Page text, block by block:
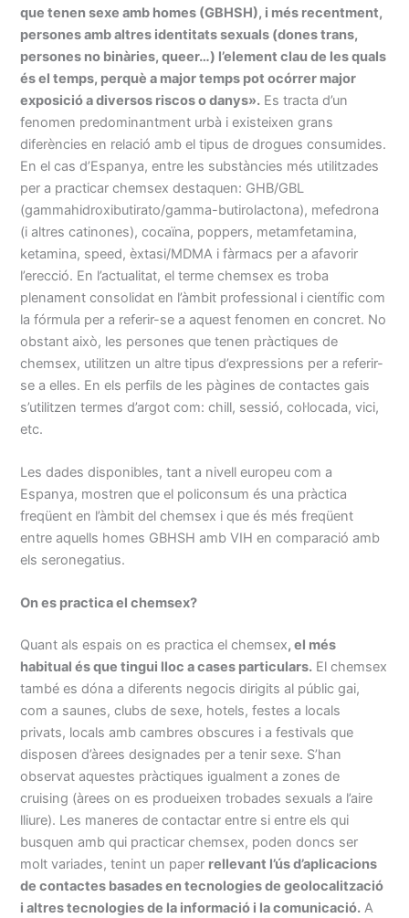
que tenen sexe amb homes (GBHSH), i més recentment,
persones amb altres identitats sexuals (dones trans,
persones no binàries, queer…) l’element clau de les quals
és el temps, perquè a major temps pot ocórrer major
exposició a diversos riscos o danys». Es tracta d’un
fenomen predominantment urbà i existeixen grans
diferències en relació amb el tipus de drogues consumides.
En el cas d’Espanya, entre les substàncies més utilitzades
per a practicar chemsex destaquen: GHB/GBL
(gammahidroxibutirato/gamma-butirolactona), mefedrona
(i altres catinones), cocaïna, poppers, metamfetamina,
ketamina, speed, èxtasi/MDMA i fàrmacs per a afavorir
l’erecció. En l’actualitat, el terme chemsex es troba
plenament consolidat en l’àmbit professional i científic com
la fórmula per a referir-se a aquest fenomen en concret. No
obstant això, les persones que tenen pràctiques de
chemsex, utilitzen un altre tipus d’expressions per a referir-
se a elles. En els perfils de les pàgines de contactes gais
s’utilitzen termes d’argot com: chill, sessió, col·locada, vici,
etc.
Les dades disponibles, tant a nivell europeu com a
Espanya, mostren que el policonsum és una pràctica
freqüent en l’àmbit del chemsex i que és més freqüent
entre aquells homes GBHSH amb VIH en comparació amb
els seronegatius.
On es practica el chemsex?
Quant als espais on es practica el chemsex, el més
habitual és que tingui lloc a cases particulars. El chemsex
també es dóna a diferents negocis dirigits al públic gai,
com a saunes, clubs de sexe, hotels, festes a locals
privats, locals amb cambres obscures i a festivals que
disposen d’àrees designades per a tenir sexe. S’han
observat aquestes pràctiques igualment a zones de
cruising (àrees on es produeixen trobades sexuals a l’aire
lliure). Les maneres de contactar entre si entre els qui
busquen amb qui practicar chemsex, poden doncs ser
molt variades, tenint un paper rellevant l’ús d’aplicacions
de contactes basades en tecnologies de geolocalització
i altres tecnologies de la informació i la comunicació. A